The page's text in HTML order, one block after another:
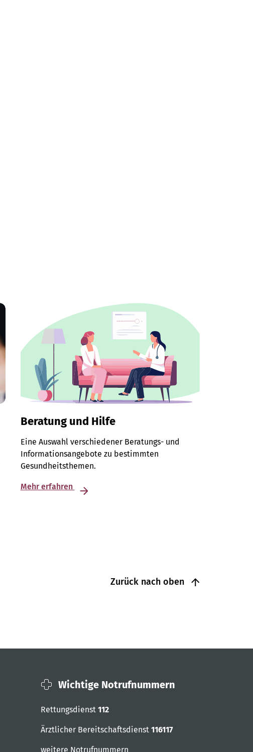
Beratung und Hilfe
Eine Auswahl verschiedener Beratungs- und
Informationsangebote zu bestimmten
Gesundheitsthemen.
Mehr erfahren
Zurück nach oben
Wichtige Notrufnummern
Rettungsdienst 112
Ärztlicher Bereitschaftsdienst 116117
weitere Notrufnummern